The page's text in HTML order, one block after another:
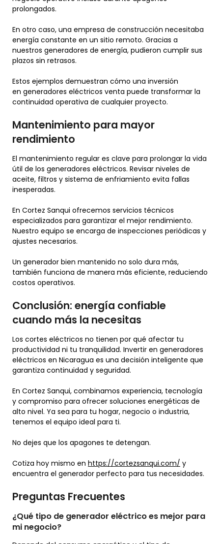
prolongados.
En otro caso, una empresa de construcción necesitaba
energía constante en un sitio remoto. Gracias a
nuestros generadores de energía, pudieron cumplir sus
plazos sin retrasos.
Estos ejemplos demuestran cómo una inversión
en generadores eléctricos venta puede transformar la
continuidad operativa de cualquier proyecto.
Mantenimiento para mayor
rendimiento
El mantenimiento regular es clave para prolongar la vida
útil de los generadores eléctricos. Revisar niveles de
aceite, filtros y sistema de enfriamiento evita fallas
inesperadas.
En Cortez Sanqui ofrecemos servicios técnicos
especializados para garantizar el mejor rendimiento.
Nuestro equipo se encarga de inspecciones periódicas y
ajustes necesarios.
Un generador bien mantenido no solo dura más,
también funciona de manera más eficiente, reduciendo
costos operativos.
Conclusión: energía confiable
cuando más la necesitas
Los cortes eléctricos no tienen por qué afectar tu
productividad ni tu tranquilidad. Invertir en generadores
eléctricos en Nicaragua es una decisión inteligente que
garantiza continuidad y seguridad.
En Cortez Sanqui, combinamos experiencia, tecnología
y compromiso para ofrecer soluciones energéticas de
alto nivel. Ya sea para tu hogar, negocio o industria,
tenemos el equipo ideal para ti.
No dejes que los apagones te detengan.
Cotiza hoy mismo en https://cortezsanqui.com/ y
encuentra el generador perfecto para tus necesidades.
Preguntas Frecuentes
¿Qué tipo de generador eléctrico es mejor para
mi negocio?